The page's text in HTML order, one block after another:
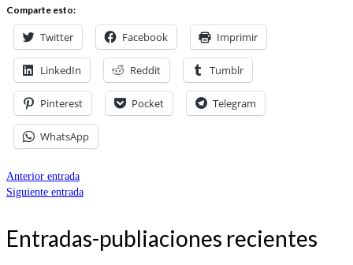
Comparte esto:
Twitter Facebook Imprimir
LinkedIn Reddit Tumblr
Pinterest Pocket Telegram
WhatsApp
Anterior entrada
Siguiente entrada
Entradas-publiaciones recientes